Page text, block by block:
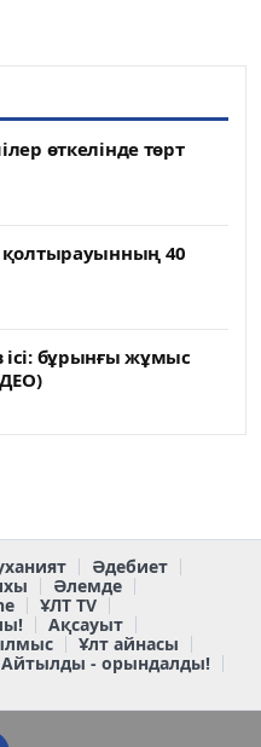
өткелінде төрт
қолтырауынның 40
бұрынғы жұмыс
Әдебиет
Әлемде
ҰЛТ TV
Ақсауыт
Ұлт айнасы
Айтылды - орындалды!